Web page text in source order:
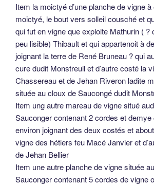
Item la moictyé d’une planche de vigne
moictyé, le bout vers solleil cousché et
qui fut en vigne que exploite Mathurin ( ?
peu lisible) Thibault et qui appartenoit à
joignant la terre de René Bruneau ? qui
cure dudit Monstreuil et d’autre costé la
Chassereau et de Jehan Riveron ladite
située au cloux de Saucongé dudit
Item ung autre mareau de vigne situé
Sauconger contenant 2 cordes et demye
environ joignant des deux costés et
vigne des hétiers feu Macé Janvier et
de Jehan Bellier
Item une autre planche de vigne située
Sauconger contenant 5 cordes de vigne